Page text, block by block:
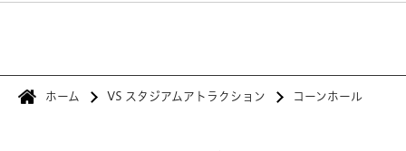
ホーム VS スタジアムアトラクション コーンホール